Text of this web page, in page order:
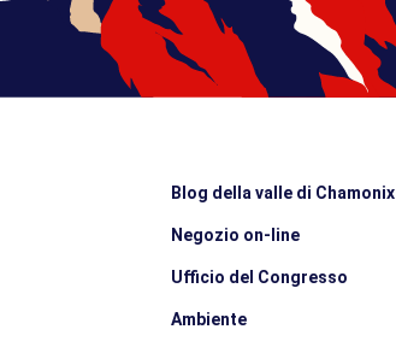
Blog della valle di Chamonix
Negozio on-line
Ufficio del Congresso
Ambiente